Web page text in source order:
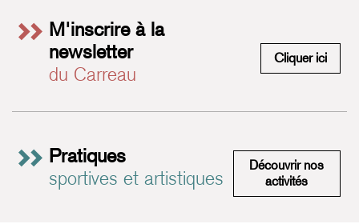
M'inscrire à la
newsletter
du Carreau
Cliquer ici
Pratiques
sportives et artistiques
Découvrir nos
activités